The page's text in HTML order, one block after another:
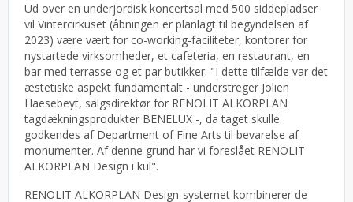
Ud over en underjordisk koncertsal med 500 siddepladser
vil Vintercirkuset (åbningen er planlagt til begyndelsen af
2023) være vært for co-working-faciliteter, kontorer for
nystartede virksomheder, et cafeteria, en restaurant, en
bar med terrasse og et par butikker. "I dette tilfælde var det
æstetiske aspekt fundamentalt - understreger Jolien
Haesebeyt, salgsdirektør for RENOLIT ALKORPLAN
tagdækningsprodukter BENELUX -, da taget skulle
godkendes af Department of Fine Arts til bevarelse af
monumenter. Af denne grund har vi foreslået RENOLIT
ALKORPLAN Design i kul".
RENOLIT ALKORPLAN Design-systemet kombinerer de